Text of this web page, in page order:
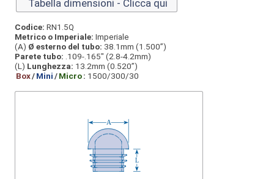
Tabella dimensioni - Clicca qui
Codice: RN1.5Q
Metrico o Imperiale: Imperiale
(A) Ø esterno del tubo: 38.1mm (1.500”)
Parete tubo: .109-.165" (2.8-4.2mm)
(L) Lunghezza: 13.2mm (0.520”)
Box/Mini/Micro: 1500/300/30